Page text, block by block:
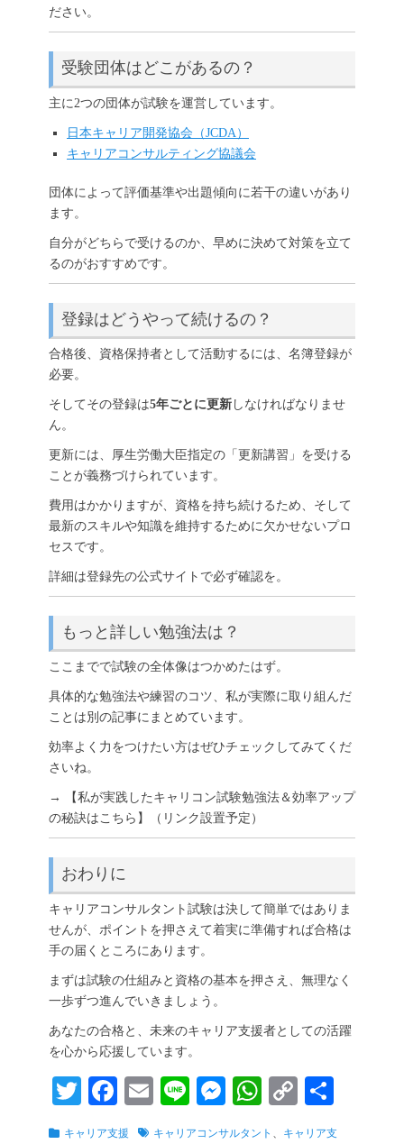
ださい。
受験団体はどこがあるの？
主に2つの団体が試験を運営しています。
日本キャリア開発協会（JCDA）
キャリアコンサルティング協議会
団体によって評価基準や出題傾向に若干の違いがあり
ます。
自分がどちらで受けるのか、早めに決めて対策を立て
るのがおすすめです。
登録はどうやって続けるの？
合格後、資格保持者として活動するには、名簿登録が
必要。
そしてその登録は5年ごとに更新 しなければなりませ
ん。
更新には、厚生労働大臣指定の「更新講習」を受ける
ことが義務づけられています。
費用はかかりますが、資格を持ち続けるため、そして
最新のスキルや知識を維持するために欠かせないプロ
セスです。
詳細は登録先の公式サイトで必ず確認を。
もっと詳しい勉強法は？
ここまでで試験の全体像はつかめたはず。
具体的な勉強法や練習のコツ、私が実際に取り組んだ
ことは別の記事にまとめています。
効率よく力をつけたい方はぜひチェックしてみてくだ
さいね。
→ 【私が実践したキャリコン試験勉強法＆効率アップ
の秘訣はこちら】（リンク設置予定）
おわりに
キャリアコンサルタント試験は決して簡単ではありま
せんが、ポイントを押さえて着実に準備すれば合格は
手の届くところにあります。
まずは試験の仕組みと資格の基本を押さえ、無理なく
一歩ずつ進んでいきましょう。
あなたの合格と、未来のキャリア支援者としての活躍
を心から応援しています。
T
Fa
ce
E
Li
M
W
C
カ キャリア支援
タ キャリアコンサルタント キャリア支